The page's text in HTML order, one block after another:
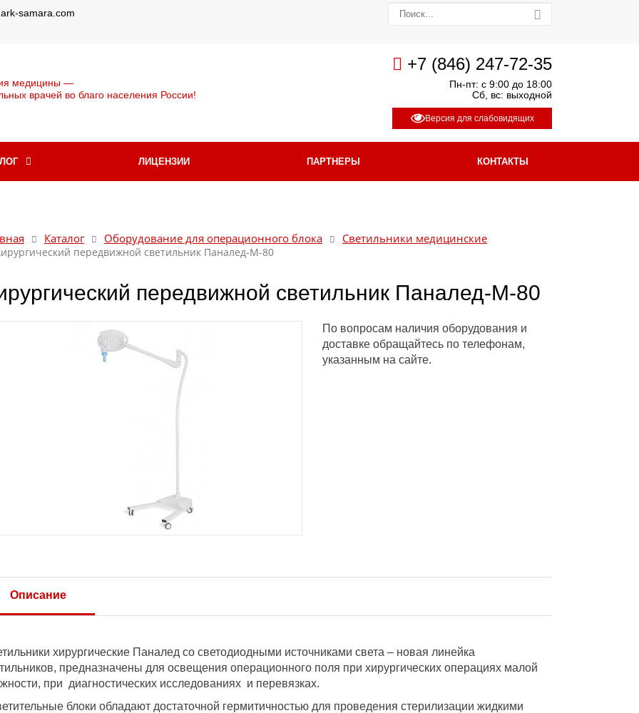
samara.com
+7 (846) 247-72-35
Пн-пт: с 9:00 до 18:00
Сб, вс: выходной
Версия для слабовидящих
медицины —
врачей во благо населения России!
ЛИЦЕНЗИИ ПАРТНЕРЫ КОНТАКТЫ
Каталог Оборудование для операционного блока Светильники медицинские
передвижной светильник Паналед-М-80
передвижной светильник Паналед-М-80
По вопросам наличия оборудования и
доставке обращайтесь по телефонам,
указанным на сайте.
Описание
хирургические Паналед со светодиодными источниками света – новая линейка
предназначены для освещения операционного поля при хирургических операциях малой
при диагностических исследованиях и перевязках.
блоки обладают достаточной гермитичностью для проведения стерилизации жидкими